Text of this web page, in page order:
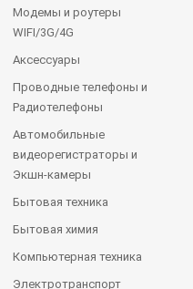
Модемы и роутеры
WIFI/3G/4G
Аксессуары
Проводные телефоны и
Радиотелефоны
Автомобильные
видеорегистраторы и
Экшн-камеры
Бытовая техника
Бытовая химия
Компьютерная техника
Электротранспорт